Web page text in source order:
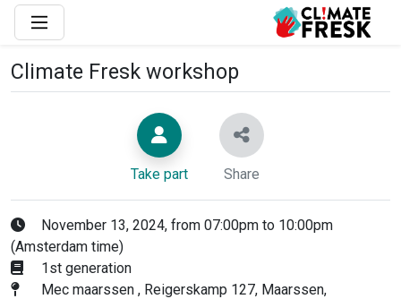
Climate Fresk workshop
Take part Share
November 13, 2024, from 07:00pm to 10:00pm
(Amsterdam time)
1st generation
Mec maarssen , Reigerskamp 127, Maarssen,